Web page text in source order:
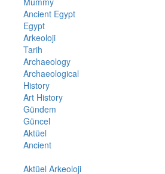
Ancient Egypt
Egypt
Arkeoloji
Tarih
Archaeology
Archaeological
History
Art History
Gündem
Güncel
Aktüel
Ancient
Aktüel Arkeoloji